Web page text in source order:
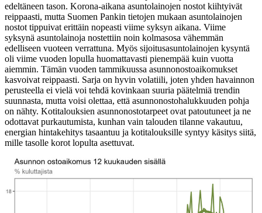
edeltäneen tason. Korona-aikana asuntolainojen nostot kiihtyivät
reippaasti, mutta Suomen Pankin tietojen mukaan asuntolainojen
nostot tippuivat erittäin nopeasti viime syksyn aikana. Viime
syksynä asuntolainoja nostettiin noin kolmasosa vähemmän
edelliseen vuoteen verrattuna. Myös sijoitusasuntolainojen kysyntä
oli viime vuoden lopulla huomattavasti pienempää kuin vuotta
aiemmin. Tämän vuoden tammikuussa asunnonostoaikomukset
kasvoivat reippaasti. Sarja on hyvin volatiili, joten yhden havainnon
perusteella ei vielä voi tehdä kovinkaan suuria päätelmiä trendin
suunnasta, mutta voisi olettaa, että asunnonostohalukkuuden pohja
on nähty. Kotitalouksien asunnonostotarpeet ovat patoutuneet ja ne
odottavat purkautumista, kunhan vain talouden tilanne vakautuu,
energian hintakehitys tasaantuu ja kotitalouksille syntyy käsitys siitä,
mille tasolle korot lopulta asettuvat.